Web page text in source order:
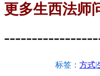
更多生西法师
标签： 方式|